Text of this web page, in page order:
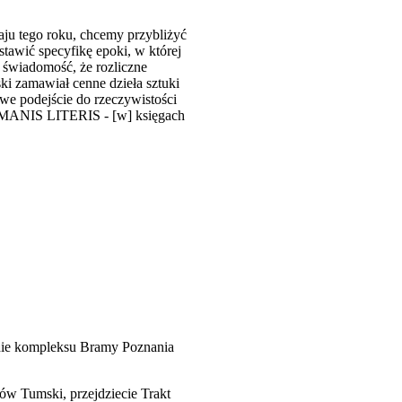
tego roku, chcemy przybliżyć
specyfikę epoki, w której
że rozliczne
cenne dzieła sztuki
podejście do rzeczywistości
LITERIS - [w] księgach
kompleksu Bramy Poznania
Tumski, przejdziecie Trakt